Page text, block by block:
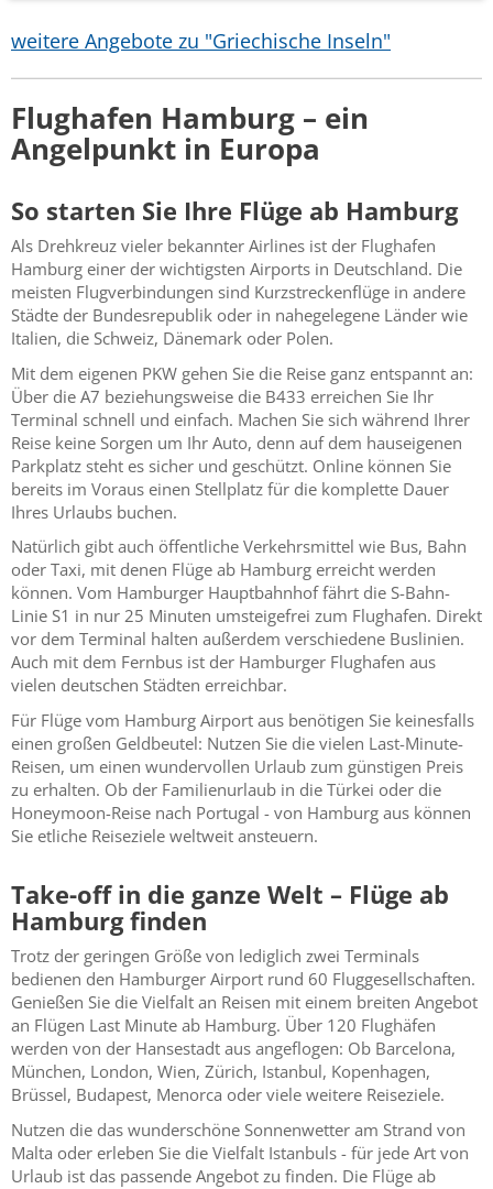
weitere Angebote zu "Griechische Inseln"
Flughafen Hamburg – ein
Angelpunkt in Europa
So starten Sie Ihre Flüge ab Hamburg
Als Drehkreuz vieler bekannter Airlines ist der Flughafen
Hamburg einer der wichtigsten Airports in Deutschland. Die
meisten Flugverbindungen sind Kurzstreckenflüge in andere
Städte der Bundesrepublik oder in nahegelegene Länder wie
Italien, die Schweiz, Dänemark oder Polen.
Mit dem eigenen PKW gehen Sie die Reise ganz entspannt an:
Über die A7 beziehungsweise die B433 erreichen Sie Ihr
Terminal schnell und einfach. Machen Sie sich während Ihrer
Reise keine Sorgen um Ihr Auto, denn auf dem hauseigenen
Parkplatz steht es sicher und geschützt. Online können Sie
bereits im Voraus einen Stellplatz für die komplette Dauer
Ihres Urlaubs buchen.
Natürlich gibt auch öffentliche Verkehrsmittel wie Bus, Bahn
oder Taxi, mit denen Flüge ab Hamburg erreicht werden
können. Vom Hamburger Hauptbahnhof fährt die S-Bahn-
Linie S1 in nur 25 Minuten umsteigefrei zum Flughafen. Direkt
vor dem Terminal halten außerdem verschiedene Buslinien.
Auch mit dem Fernbus ist der Hamburger Flughafen aus
vielen deutschen Städten erreichbar.
Für Flüge vom Hamburg Airport aus benötigen Sie keinesfalls
einen großen Geldbeutel: Nutzen Sie die vielen Last-Minute-
Reisen, um einen wundervollen Urlaub zum günstigen Preis
zu erhalten. Ob der Familienurlaub in die Türkei oder die
Honeymoon-Reise nach Portugal - von Hamburg aus können
Sie etliche Reiseziele weltweit ansteuern.
Take-off in die ganze Welt – Flüge ab
Hamburg finden
Trotz der geringen Größe von lediglich zwei Terminals
bedienen den Hamburger Airport rund 60 Fluggesellschaften.
Genießen Sie die Vielfalt an Reisen mit einem breiten Angebot
an Flügen Last Minute ab Hamburg. Über 120 Flughäfen
werden von der Hansestadt aus angeflogen: Ob Barcelona,
München, London, Wien, Zürich, Istanbul, Kopenhagen,
Brüssel, Budapest, Menorca oder viele weitere Reiseziele.
Nutzen die das wunderschöne Sonnenwetter am Strand von
Malta oder erleben Sie die Vielfalt Istanbuls - für jede Art von
Urlaub ist das passende Angebot zu finden. Die Flüge ab